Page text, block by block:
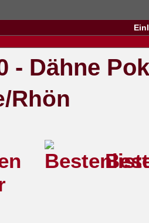
- Dähne
Rhön